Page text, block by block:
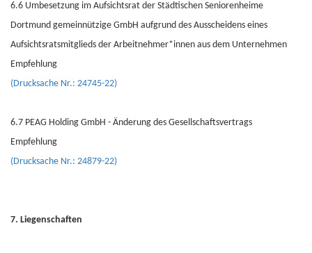
6.6 Umbesetzung im Aufsichtsrat der Städtischen Seniorenheime
Dortmund gemeinnützige GmbH aufgrund des Ausscheidens eines
Aufsichtsratsmitglieds der Arbeitnehmer*innen aus dem Unternehmen
Empfehlung
(Drucksache Nr.: 24745-22)
6.7 PEAG Holding GmbH - Änderung des Gesellschaftsvertrags
Empfehlung
(Drucksache Nr.: 24879-22)
7. Liegenschaften